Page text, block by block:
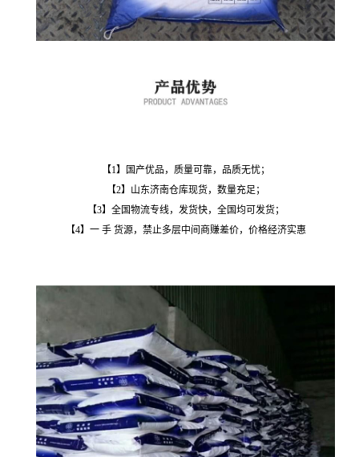
【1】国产优品，质量可靠，品质无忧；
【2】山东济南仓库现货，数量充足；
【3】全国物流专线，发货快，全国均可发货；
【4】一 手 货源，禁止多层中间商赚差价，价格经济实惠